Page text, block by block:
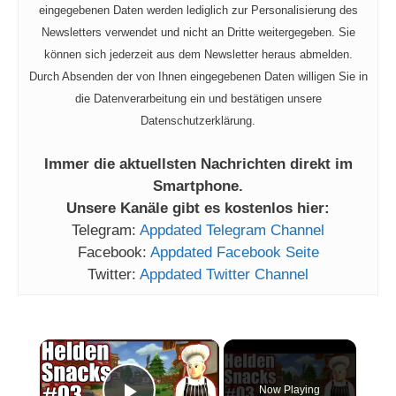
eingegebenen Daten werden lediglich zur Personalisierung des
Newsletters verwendet und nicht an Dritte weitergegeben. Sie
können sich jederzeit aus dem Newsletter heraus abmelden.
Durch Absenden der von Ihnen eingegebenen Daten willigen Sie in
die Datenverarbeitung ein und bestätigen unsere
Datenschutzerklärung.
Immer die aktuellsten Nachrichten direkt im
Smartphone.
Unsere Kanäle gibt es kostenlos hier:
Telegram: Appdated Telegram Channel
Facebook: Appdated Facebook Seite
Twitter: Appdated Twitter Channel
×
Now Playing